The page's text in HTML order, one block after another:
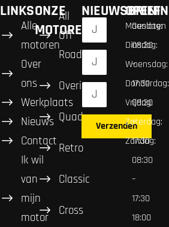
LINKS
Alle
motoren
Over
ons
Werkplaats
Nieuws
Contact
Ik wil
van
mijn
motor
ONZE
MOTOREN
All
Off
Road
Overig
Quad
Retro
Classic
Cross
NIEUWSBRIEF
Verzenden
Maandag:
Dinsdag:
Woensdag:
Donderdag:
Vrijdag:
Zaterdag:
Zondag:
Gesloten
08:30
–
17:30
08:30
–
17:30
08:30
–
17:30
18:00